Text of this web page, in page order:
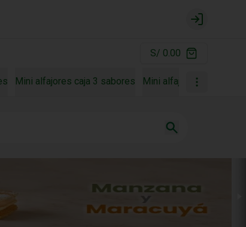
Login
S/ 0.00
Mini alfajores caja 3 sabores Mini alfajores caja 4